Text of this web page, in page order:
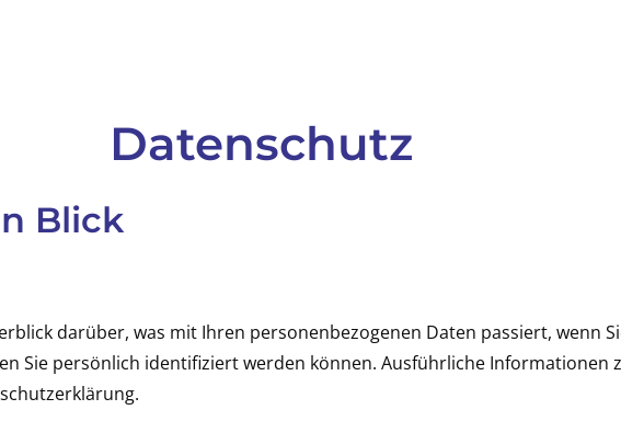
Datenschutz
Blick
darüber, was mit Ihren personenbezogenen Daten passiert, wenn
Sie persönlich identifiziert werden können. Ausführliche Informationen